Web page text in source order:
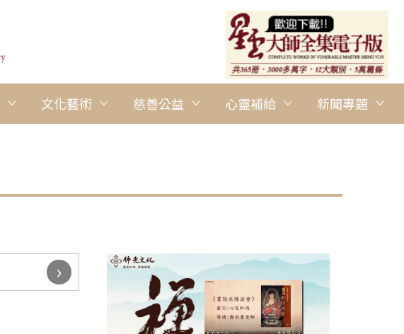
文化藝術 慈善公益 心靈補給 新聞專題
圖說：「緬懷星雲大師人間音緣合唱團觀摩賽」，佛光山台南區
›